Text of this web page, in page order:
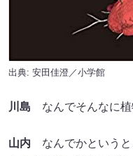
出典: 安田佳澄／小学館
川島 なんでそんなに植
山内 なんでかというと